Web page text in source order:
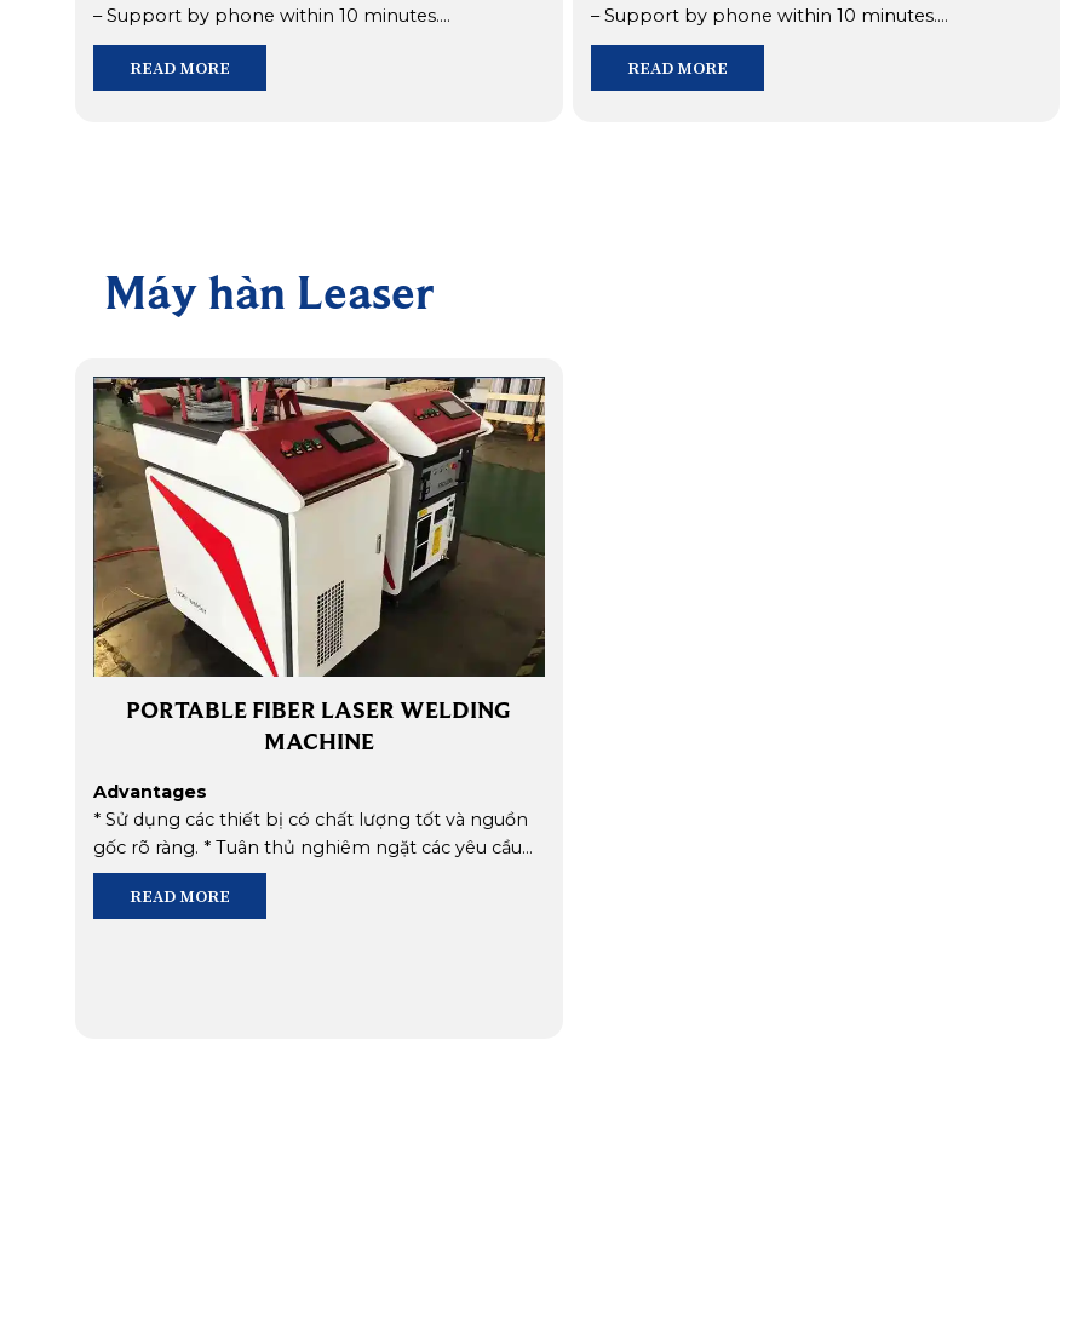
– Support by phone within 10 minutes.
– Support in the field within 06 hours in Ho Chi
Minh City and in 24 hours outside Ho Chi Minh City.
READ MORE
– Support by phone within 10 minutes.
– Support in the field within 06 hours in Ho Chi
Minh City and in 24 hours outside Ho Chi Minh City.
READ MORE
Máy hàn Leaser
PORTABLE FIBER LASER WELDING
MACHINE
Advantages
* Sử dụng các thiết bị có chất lượng tốt và nguồn
gốc rõ ràng. * Tuân thủ nghiêm ngặt các yêu cầu
kỹ thuật của nhà cung cấp thiết bị. * Người tích
hợp hệ thống có kinh nghiệm, có niềm đam mê
READ MORE